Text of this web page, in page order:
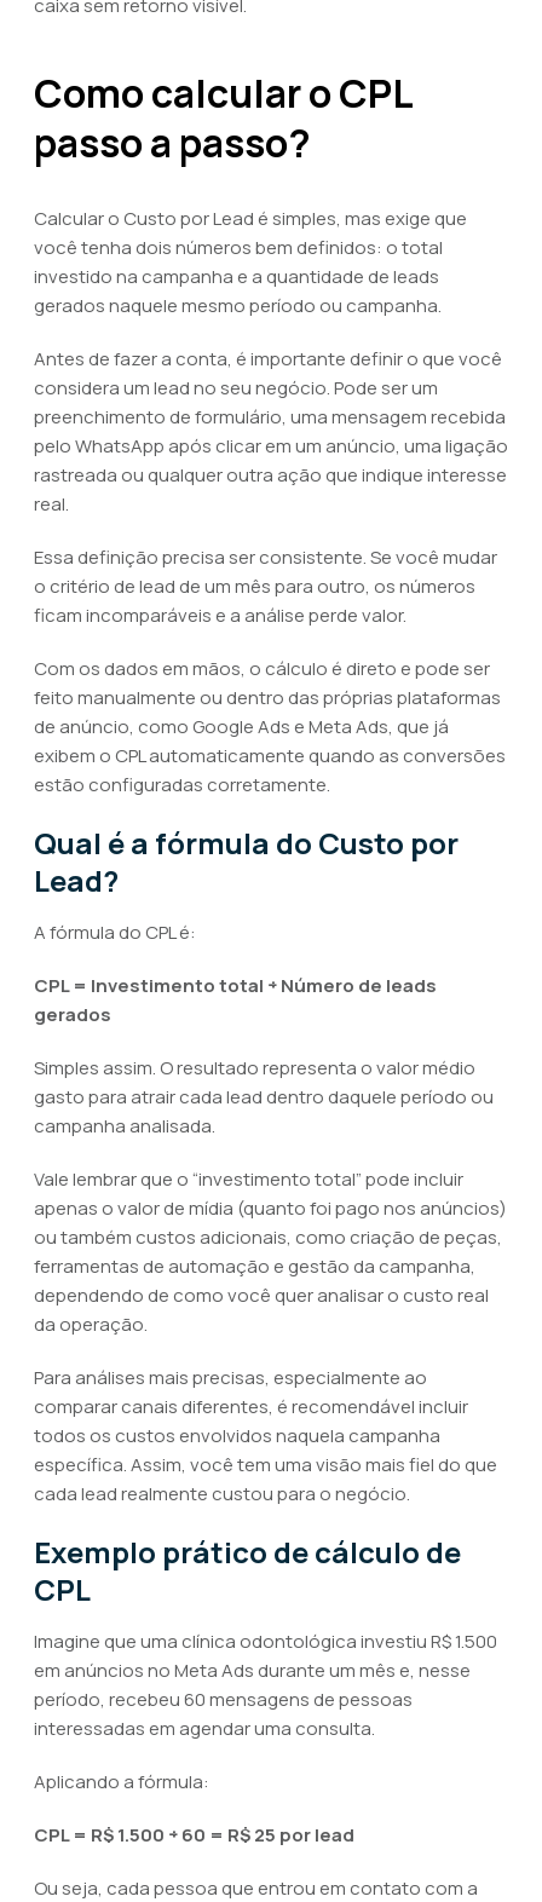
caixa sem retorno visível.
Como calcular o CPL
passo a passo?
Calcular o Custo por Lead é simples, mas exige que
você tenha dois números bem definidos: o total
investido na campanha e a quantidade de leads
gerados naquele mesmo período ou campanha.
Antes de fazer a conta, é importante definir o que você
considera um lead no seu negócio. Pode ser um
preenchimento de formulário, uma mensagem recebida
pelo WhatsApp após clicar em um anúncio, uma ligação
rastreada ou qualquer outra ação que indique interesse
real.
Essa definição precisa ser consistente. Se você mudar
o critério de lead de um mês para outro, os números
ficam incomparáveis e a análise perde valor.
Com os dados em mãos, o cálculo é direto e pode ser
feito manualmente ou dentro das próprias plataformas
de anúncio, como Google Ads e Meta Ads, que já
exibem o CPL automaticamente quando as conversões
estão configuradas corretamente.
Qual é a fórmula do Custo por
Lead?
A fórmula do CPL é:
CPL = Investimento total ÷ Número de leads
gerados
Simples assim. O resultado representa o valor médio
gasto para atrair cada lead dentro daquele período ou
campanha analisada.
Vale lembrar que o “investimento total” pode incluir
apenas o valor de mídia (quanto foi pago nos anúncios)
ou também custos adicionais, como criação de peças,
ferramentas de automação e gestão da campanha,
dependendo de como você quer analisar o custo real
da operação.
Para análises mais precisas, especialmente ao
comparar canais diferentes, é recomendável incluir
todos os custos envolvidos naquela campanha
específica. Assim, você tem uma visão mais fiel do que
cada lead realmente custou para o negócio.
Exemplo prático de cálculo de
CPL
Imagine que uma clínica odontológica investiu R$ 1.500
em anúncios no Meta Ads durante um mês e, nesse
período, recebeu 60 mensagens de pessoas
interessadas em agendar uma consulta.
Aplicando a fórmula:
CPL = R$ 1.500 ÷ 60 = R$ 25 por lead
Ou seja, cada pessoa que entrou em contato com a